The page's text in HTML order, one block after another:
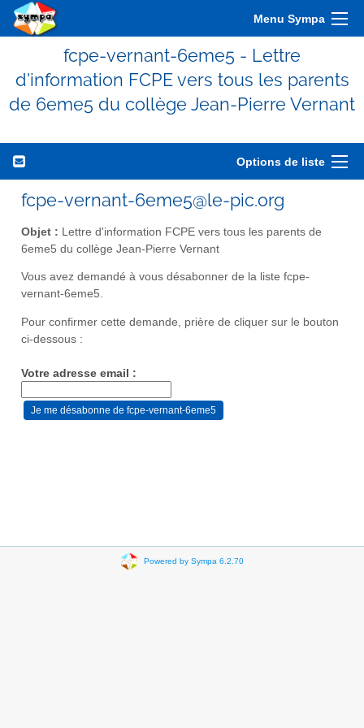
Menu Sympa
fcpe-vernant-6eme5 - Lettre
d'information FCPE vers tous les parents
de 6eme5 du collège Jean-Pierre Vernant
Options de liste
fcpe-vernant-6eme5@le-pic.org
Objet : Lettre d'information FCPE vers tous les parents de
6eme5 du collège Jean-Pierre Vernant
Vous avez demandé à vous désabonner de la liste fcpe-
vernant-6eme5.
Pour confirmer cette demande, prière de cliquer sur le bouton
ci-dessous :
Votre adresse email :
Powered by Sympa 6.2.70